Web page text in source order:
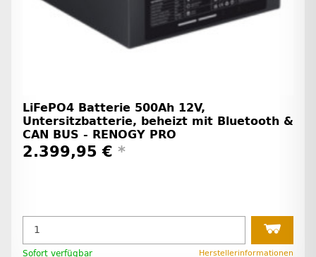
LiFePO4 Batterie 500Ah 12V,
Untersitzbatterie, beheizt mit Bluetooth &
CAN BUS - RENOGY PRO
2.399,95 € *
Sofort verfügbar Herstellerinformationen